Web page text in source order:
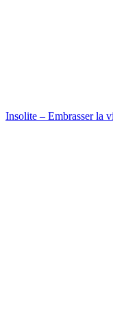
Insolite – Embrasser la